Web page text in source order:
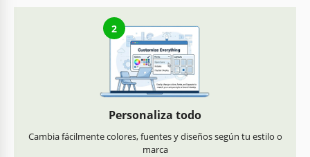
2
Personaliza todo
Cambia fácilmente colores, fuentes y diseños según tu estilo o
marca